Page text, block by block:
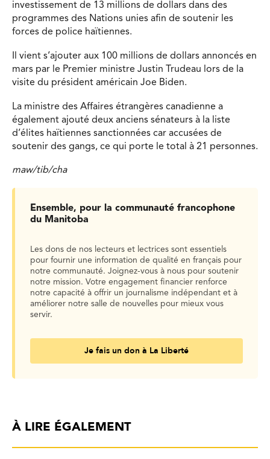
investissement de 13 millions de dollars dans des
programmes des Nations unies afin de soutenir les
forces de police haïtiennes.
Il vient s’ajouter aux 100 millions de dollars annoncés en
mars par le Premier ministre Justin Trudeau lors de la
visite du président américain Joe Biden.
La ministre des Affaires étrangères canadienne a
également ajouté deux anciens sénateurs à la liste
d’élites haïtiennes sanctionnées car accusées de
soutenir des gangs, ce qui porte le total à 21 personnes.
maw/tib/cha
Ensemble, pour la communauté francophone
du Manitoba
Les dons de nos lecteurs et lectrices sont essentiels
pour fournir une information de qualité en français pour
notre communauté. Joignez-vous à nous pour soutenir
notre mission. Votre engagement financier renforce
notre capacité à offrir un journalisme indépendant et à
améliorer notre salle de nouvelles pour mieux vous
servir.
Je fais un don à La Liberté
À LIRE ÉGALEMENT